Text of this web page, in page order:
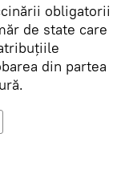
obligatorii
de state care
din partea